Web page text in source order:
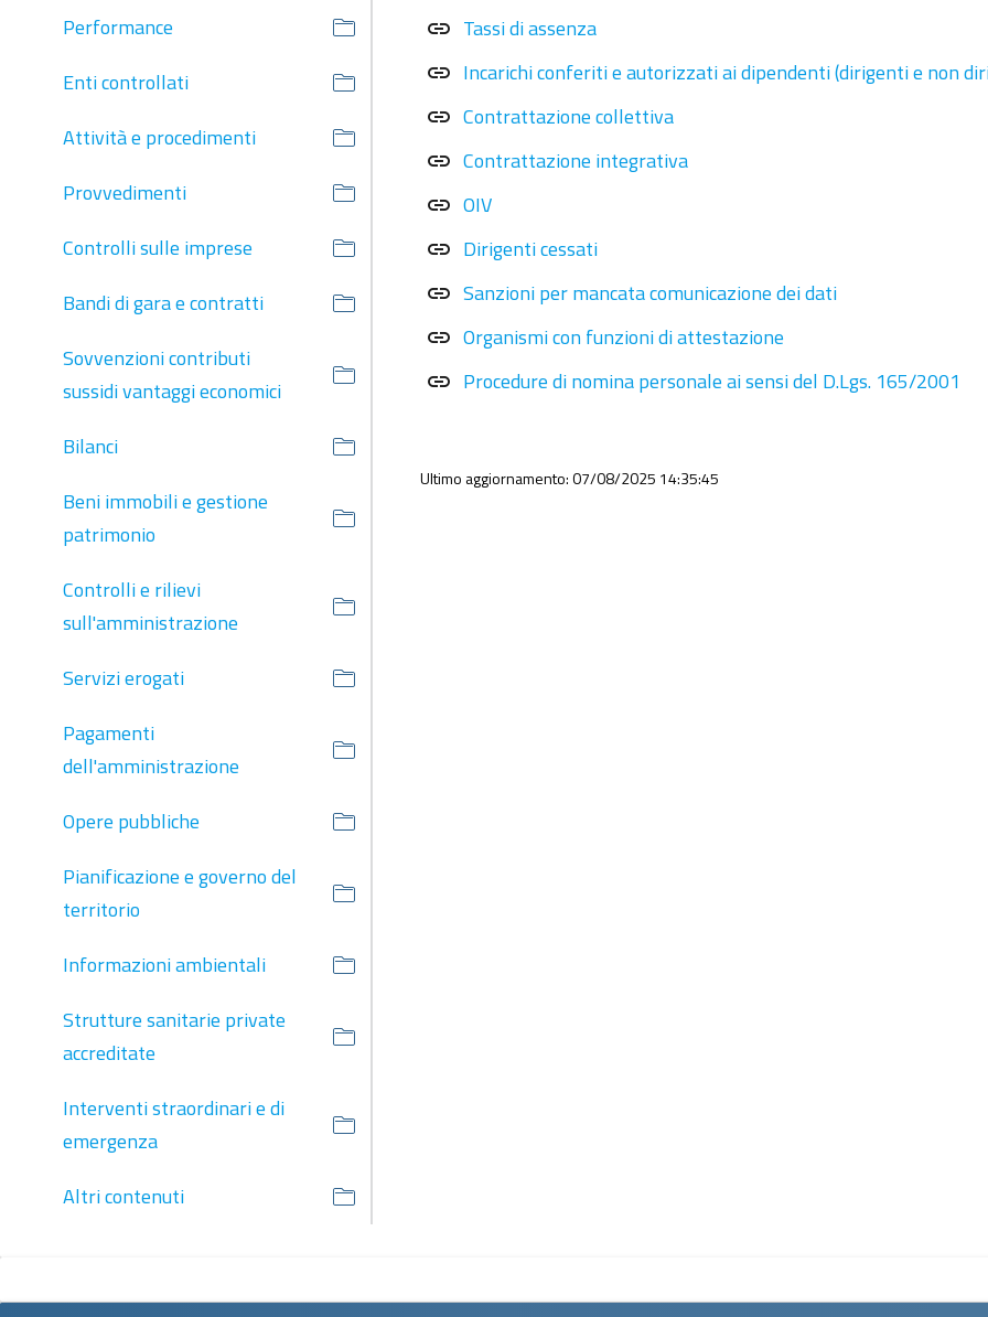
Performance
Enti controllati
Attività e procedimenti
Provvedimenti
Controlli sulle imprese
Bandi di gara e contratti
Sovvenzioni contributi
sussidi vantaggi economici
Bilanci
Beni immobili e gestione
patrimonio
Controlli e rilievi
sull'amministrazione
Servizi erogati
Pagamenti
dell'amministrazione
Opere pubbliche
Pianificazione e governo del
territorio
Informazioni ambientali
Strutture sanitarie private
accreditate
Interventi straordinari e di
emergenza
Altri contenuti
link Tassi di assenza
link Incarichi conferiti e autorizzati ai dipendenti (dirigenti e non
link Contrattazione collettiva
link Contrattazione integrativa
link OIV
link Dirigenti cessati
link Sanzioni per mancata comunicazione dei dati
link Organismi con funzioni di attestazione
link Procedure di nomina personale ai sensi del D.Lgs. 165/2001
Ultimo aggiornamento: 07/08/2025 14:35:45